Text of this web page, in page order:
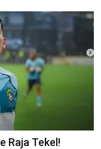
Raja Tekel!